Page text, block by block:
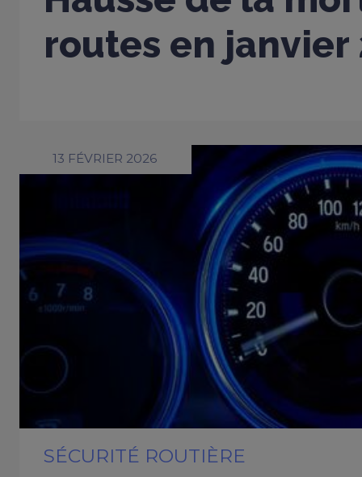
routes en janvier
13 FÉVRIER 2026
SÉCURITÉ ROUTIÈRE